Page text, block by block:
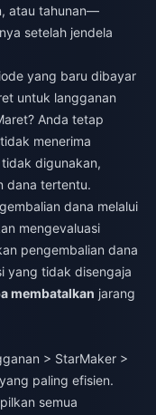
atau tahunan—
setelah jendela
yang baru dibayar
untuk langganan
Anda tetap
menerima
digunakan,
dana tertentu.
dana melalui
mengevaluasi
pengembalian dana
yang tidak disengaja
membatalkan jarang
> StarMaker >
paling efisien.
semua